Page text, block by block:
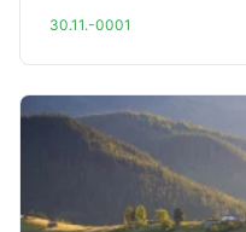
30.11.-0001